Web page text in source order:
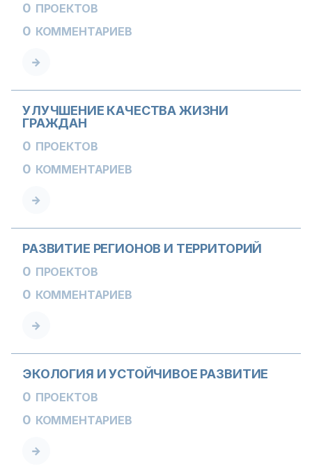
0 ПРОЕКТОВ
0 КОММЕНТАРИЕВ
УЛУЧШЕНИЕ КАЧЕСТВА ЖИЗНИ
ГРАЖДАН
0 ПРОЕКТОВ
0 КОММЕНТАРИЕВ
РАЗВИТИЕ РЕГИОНОВ И ТЕРРИТОРИЙ
0 ПРОЕКТОВ
0 КОММЕНТАРИЕВ
ЭКОЛОГИЯ И УСТОЙЧИВОЕ РАЗВИТИЕ
0 ПРОЕКТОВ
0 КОММЕНТАРИЕВ